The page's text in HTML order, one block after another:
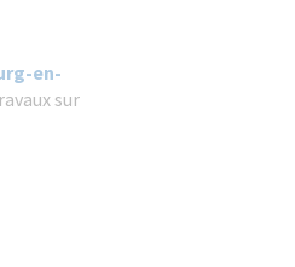
en-
sur